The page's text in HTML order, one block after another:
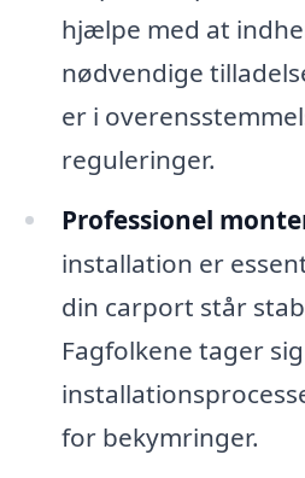
hjælpe med at
nødvendige
er i
reguleringer.
Professionel
installation er
din carport står
Fagfolkene tager
for bekymringer.